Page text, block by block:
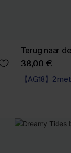
Terug naar
38,00 €
【AG18】2